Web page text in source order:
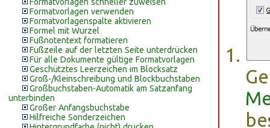
Formatvorlagen verwenden
Formatvorlagenspalte aktivieren
Formel mit Wurzel
Fußnotentext formatieren
Fußzeile auf der letzten Seite unterdrücken
Für alle Dokumente gültige Formatvorlagen
Geschütztes Leerzeichen im Blocksatz
Groß-/Kleinschreibung und Blockbuchstaben
Großbuchstaben-Automatik am Satzanfang
unterbinden
Großer Anfangsbuchstabe
Hilfreiche Sonderzeichen